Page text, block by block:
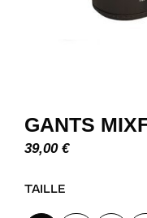
GANTS
39,00 €
TAILLE